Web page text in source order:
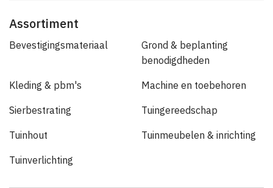
Assortiment
Bevestigingsmateriaal
Grond & beplanting
benodigdheden
Kleding & pbm's Machine en toebehoren
Sierbestrating Tuingereedschap
Tuinhout Tuinmeubelen & inrichting
Tuinverlichting